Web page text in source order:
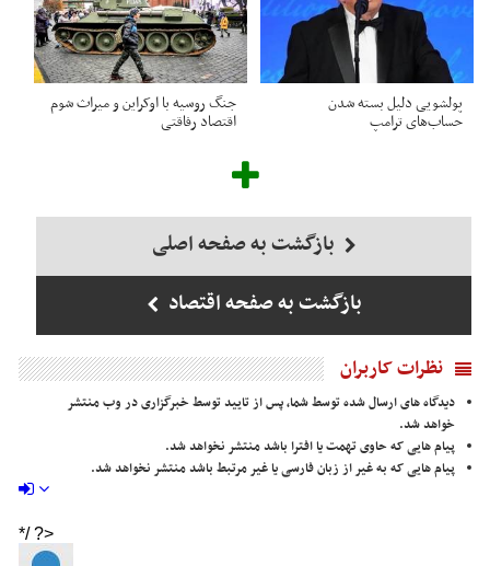
پولشویی دلیل بسته شدن
حساب‌های ترامپ
جنگ روسیه با اوکراین و میراث شوم
اقتصاد رفاقتی
بازگشت به صفحه اصلی
بازگشت به صفحه اقتصاد
نظرات کاربران
دیدگاه های ارسال شده توسط شما، پس از تایید توسط خبرگزاری در وب منتشر
خواهد شد.
پیام هایی که حاوی تهمت یا افترا باشد منتشر نخواهد شد.
پیام هایی که به غیر از زبان فارسی یا غیر مرتبط باشد منتشر نخواهد شد.